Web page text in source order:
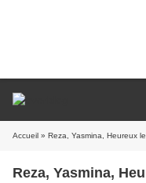
Accueil » Reza, Yasmina, Heureux
Reza, Yasmina,